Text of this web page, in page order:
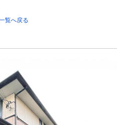
覧へ戻る